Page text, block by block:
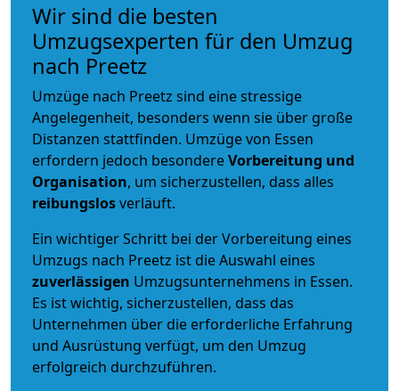
Wir sind die besten
Umzugsexperten für den Umzug
nach Preetz
Umzüge nach Preetz sind eine stressige
Angelegenheit, besonders wenn sie über große
Distanzen stattfinden. Umzüge von Essen
erfordern jedoch besondereVorbereitung und
Organisation, um sicherzustellen, dass alles
reibungslosverläuft.
Ein wichtiger Schritt bei der Vorbereitung eines
Umzugs nach Preetz ist die Auswahl eines
zuverlässigen Umzugsunternehmens in Essen.
Es ist wichtig, sicherzustellen, dass das
Unternehmen über die erforderliche Erfahrung
und Ausrüstung verfügt, um den Umzug
erfolgreich durchzuführen.